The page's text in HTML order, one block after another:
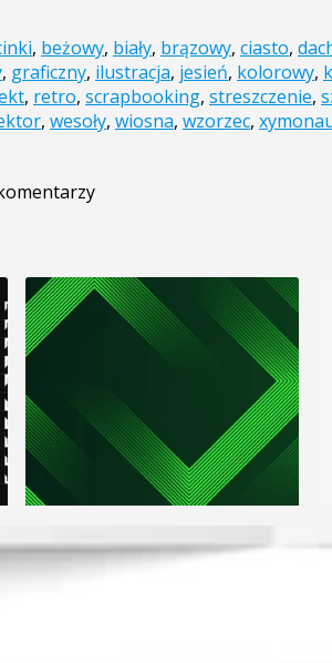
, beżowy, biały, brązowy, ciasto,
, graficzny, ilustracja, jesień, kolorowy,
, retro, scrapbooking, streszczenie,
, wesoły, wiosna, wzorzec,